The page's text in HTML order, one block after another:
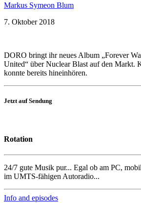
Markus Symeon Blum
7. Oktober 2018
DORO bringt ihr neues Album „Forever
United“ über Nuclear Blast auf den Markt.
konnte bereits hineinhören.
Jetzt auf Sendung
Rotation
24/7 gute Musik pur... Egal ob am PC,
im UMTS-fähigen Autoradio...
Info and episodes